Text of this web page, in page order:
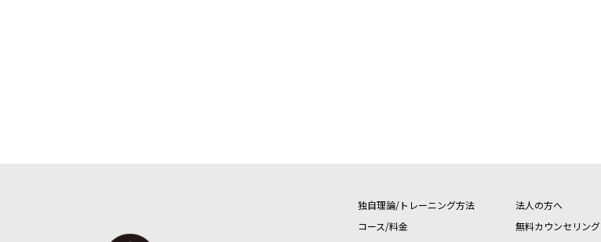
独自理論/トレーニング方法
コース/料金
法人の方へ
無料カウンセリング